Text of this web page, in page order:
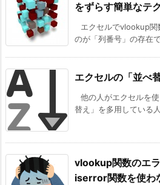
をずらす簡単なテ
エクセルでvlookup関
のが「列番号」の存在
エクセルの「並べ
他の人がエクセルを
替え」を多用している
vlookup関数のエ
iserror関数を使わ